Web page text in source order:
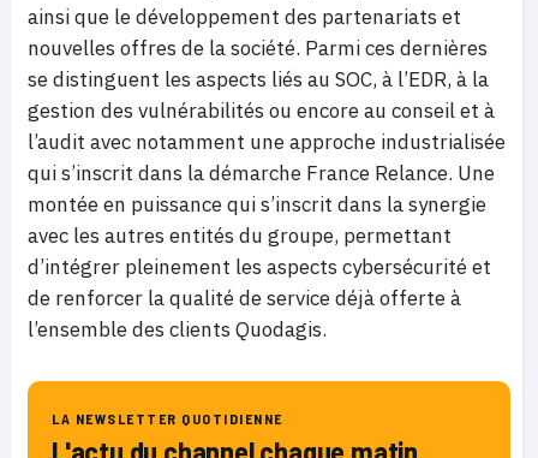
ainsi que le développement des partenariats et
nouvelles offres de la société. Parmi ces dernières
se distinguent les aspects liés au SOC, à l’EDR, à la
gestion des vulnérabilités ou encore au conseil et à
l’audit avec notamment une approche industrialisée
qui s’inscrit dans la démarche France Relance. Une
montée en puissance qui s’inscrit dans la synergie
avec les autres entités du groupe, permettant
d’intégrer pleinement les aspects cybersécurité et
de renforcer la qualité de service déjà offerte à
l’ensemble des clients Quodagis.
LA NEWSLETTER QUOTIDIENNE